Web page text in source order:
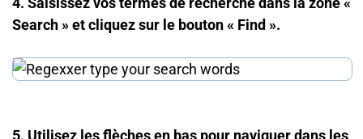
Search » et cliquez sur le bouton « Find ».
5. Utilisez les flèches en bas pour naviguer dans les